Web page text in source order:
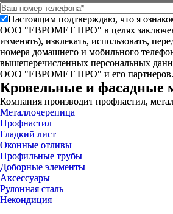
Настоящим подтверждаю, что я
ООО "ЕВРОМЕТ ПРО" в целях заключения
изменять), извлекать, использовать,
номера домашнего и мобильного
вышеперечисленных персональных
ООО "ЕВРОМЕТ ПРО" и его партнеров.
Кровельные и фасадные
Компания производит профнастил,
Металлочерепица
Профнастил
Гладкий лист
Оконные отливы
Профильные трубы
Доборные элементы
Аксессуары
Рулонная сталь
Некондиция